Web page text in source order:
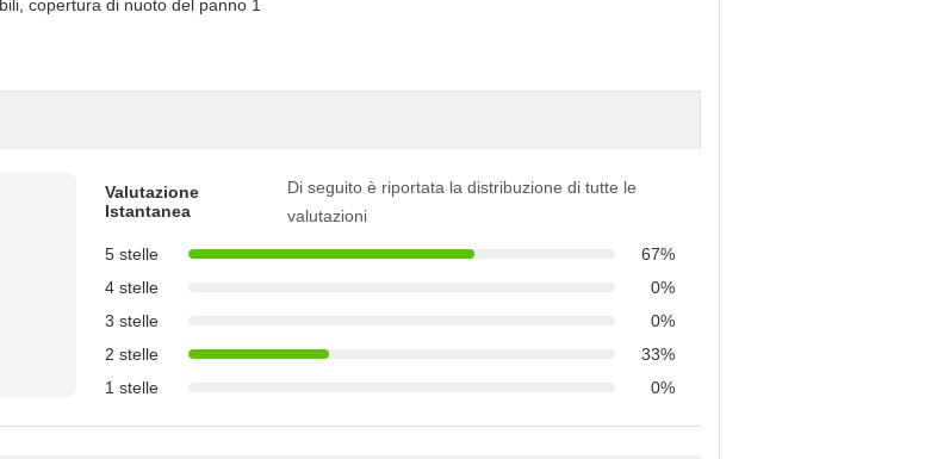
Valutazione
Istantanea
Di seguito è riportata la distribuzione di tutte le
valutazioni
5 stelle
67%
4 stelle
0%
3 stelle
0%
2 stelle
33%
1 stelle
0%